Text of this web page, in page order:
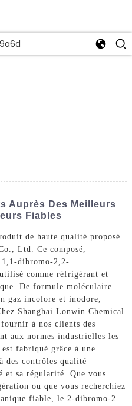
Auprès Des Meilleurs
Fiables
de haute qualité proposé
Ltd. Ce composé,
1,1-dibromo-2,2-
comme réfrigérant et
De formule moléculaire
gaz incolore et inodore,
Shanghai Lonwin Chemical
à nos clients des
aux normes industrielles les
fabriqué grâce à une
des contrôles qualité
et sa régularité. Que vous
ou que vous recherchiez
fiable, le 2-dibromo-2